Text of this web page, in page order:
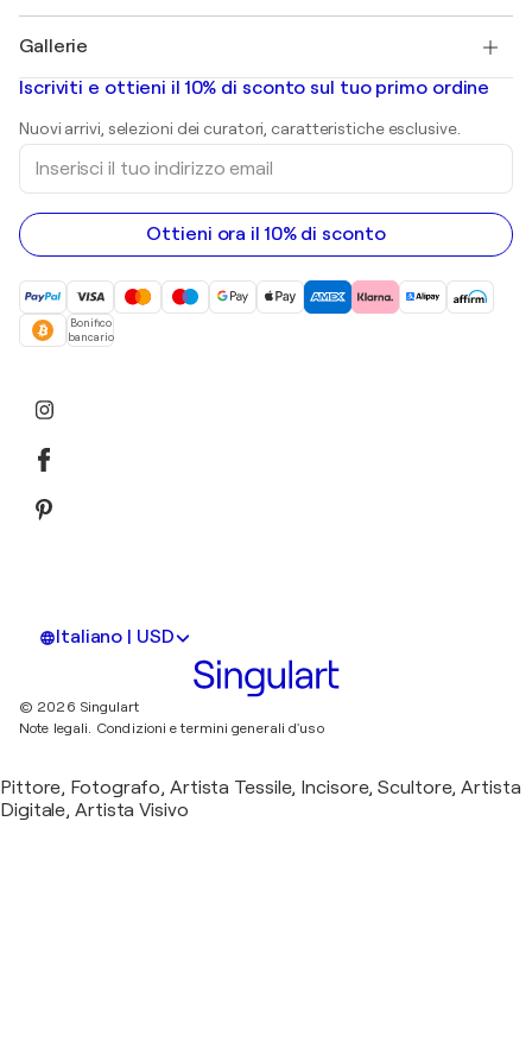
Banksy
Mr. Brainwash
Shepard Fairey
Quadri astratti in vendita
Dipinti di paesaggi
sculture
Dipinti acrilici
Gallerie
Gallerie d’arte in Italia
Iscriviti e ottieni il 10% di sconto sul tuo primo ordine
Nuovi arrivi, selezioni dei curatori, caratteristiche esclusive.
Inserisci
tuo
indirizzo
email
Ottieni ora il 10% di sconto
Bonifico
bancario
Italiano | USD
© 2026 Singulart
Note legali. Condizioni e termini generali d'uso
Pittore, Fotografo, Artista Tessile, Incisore, Scultore, Artista
Digitale, Artista Visivo